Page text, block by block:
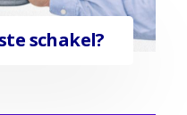
schakel?